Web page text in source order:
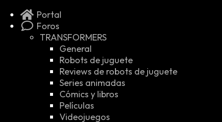
Portal
Foros
TRANSFORMERS
General
Robots de juguete
Reviews de robots de juguete
Series animadas
Cómics y libros
Películas
Videojuegos